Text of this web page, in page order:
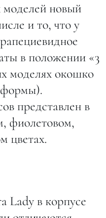
новый
и то, что у
в положении «3
моделях окошко
формы).
представлен в
фиолетовом,
цветах.
Lady в корпусе